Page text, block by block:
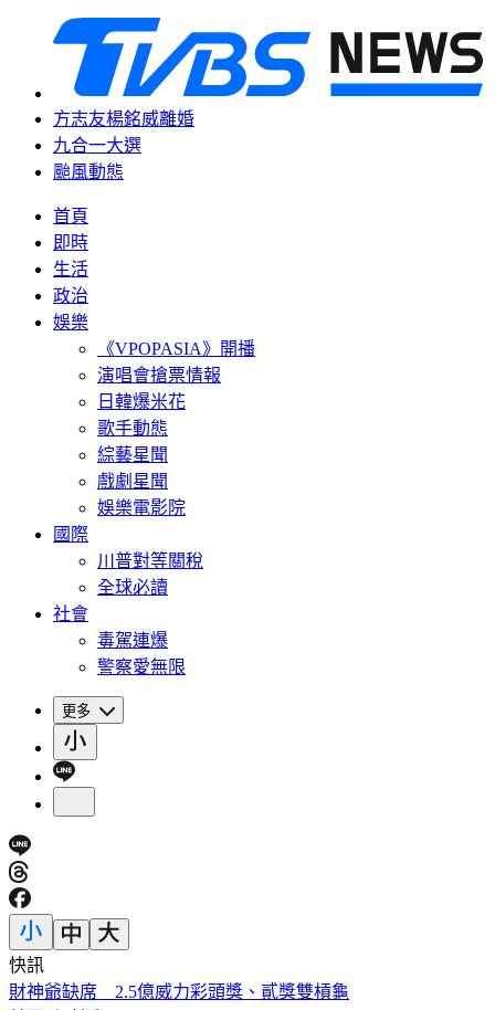
方志友楊銘威離婚
九合一大選
颱風動態
首頁
即時
生活
政治
娛樂
《VPOPASIA》開播
演唱會搶票情報
日韓爆米花
歌手動態
綜藝星聞
戲劇星聞
娛樂電影院
國際
川普對等關稅
全球必讀
社會
毒駕連爆
警察愛無限
更多
快訊
富比士富豪榜大洗牌 「川湖」林聰吉登台灣首富